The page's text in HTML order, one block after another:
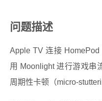
问题描述
Apple TV 连接
用 Moonlight 进行游戏串
周期性卡顿（micro-